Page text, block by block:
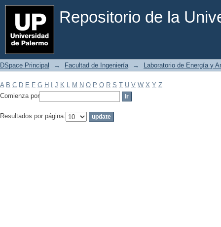
Repositorio de la
Filtrar por: Materia
DSpace Principal → Facultad de Ingeniería → Laboratorio de Energía y
A B C D E F G H J K L M N O P Q R S T U V W X Y Z
Comienza por
Resultados por página: